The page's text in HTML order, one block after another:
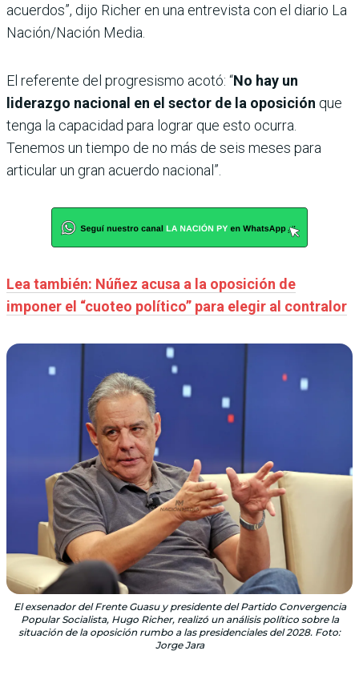
acuerdos”, dijo Richer en una entrevista con el diario La
Nación/Nación Media.
El referente del progresismo acotó: “No hay un
liderazgo nacional en el sector de la oposición que
tenga la capacidad para lograr que esto ocurra.
Tenemos un tiempo de no más de seis meses para
articular un gran acuerdo nacional”.
Lea también: Núñez acusa a la oposición de
imponer el “cuoteo político” para elegir al contralor
El exsenador del Frente Guasu y presidente del Partido Convergencia
Popular Socialista, Hugo Richer, realizó un análisis político sobre la
situación de la oposición rumbo a las presidenciales del 2028. Foto:
Jorge Jara